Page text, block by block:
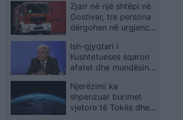
Zjarr në një shtëpi në
Gostivar, tre persona
dërgohen në urgjencë,
Ish-gjyqtari i
Kushtetueses sqaron
afatet dhe mundësinë
konstituive
Njerëzimi ka
shpenzuar burimet
vjetore të Tokës dhe